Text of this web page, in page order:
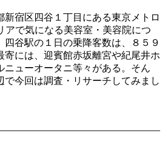
新宿区四谷１丁目にある東京メトロ
アで気になる美容室・美容院につ
四谷駅の１日の乗降客数は、８５９
寄には、迎賓館赤坂離宮や紀尾井ホ
ニューオータニ等々がある。そん
で今回は調査・リサーチしてみまし